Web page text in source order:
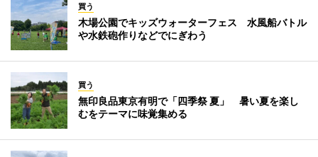
買う
木場公園でキッズウォーターフェス 水風船バトル
や水鉄砲作りなどでにぎわう
買う
無印良品東京有明で「四季祭 夏」 暑い夏を楽し
むをテーマに味覚集める